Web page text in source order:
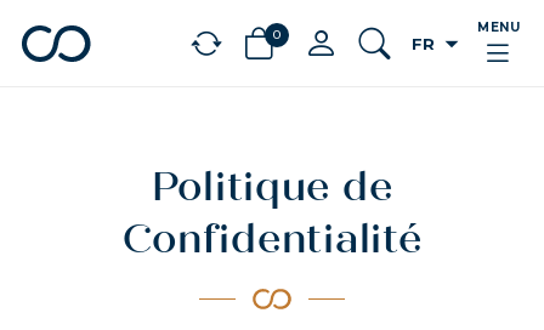
chevron_leftBÉNÉFICES
0 FR arrow_drop_down
MENU
Politique de
Confidentialité